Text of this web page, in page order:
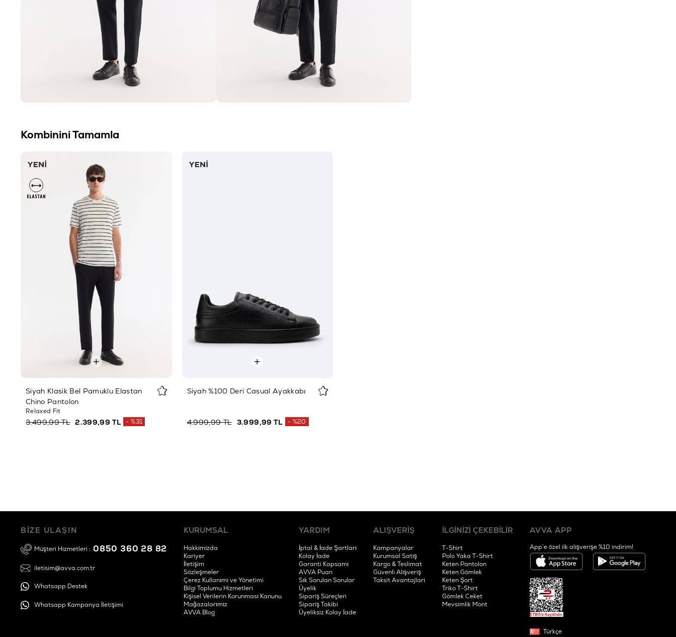
Kombinini Tamamla
Siyah Klasik Bel Pamuklu Elastan
Chino Pantolon
Relaxed Fit
2.399,99 TL
3.499,99 TL %31
Siyah %100 Deri Casual Ayakkabı
3.999,99 TL
4.999,99 TL %20
BİZE ULAŞIN
Müşteri Hizmetleri : 0850 360 28 82
iletisim@avva.com.tr
Whatsapp Destek
Whatsapp Kampanya İletişimi
KURUMSAL
Hakkımızda
Kariyer
İletişim
Sözleşmeler
Çerez Kullanımı ve Yönetimi
Bilgi Toplumu Hizmetleri
Kişisel Verilerin Korunması Kanunu
Mağazalarımız
AVVA Blog
YARDIM
İptal & İade Şartları
Kolay İade
Garanti Kapsamı
AVVA Puan
Sık Sorulan Sorular
Üyelik
Sipariş Süreçleri
Sipariş Takibi
Üyeliksiz Kolay İade
ALIŞVERİŞ
Kampanyalar
Kurumsal Satış
Kargo & Teslimat
Güvenli Alışveriş
Taksit Avantajları
İLGİNİZİ ÇEKEBİLİR
T-Shirt
Polo Yaka T-Shirt
Keten Pantolon
Keten Gömlek
Keten Şort
Triko T-Shirt
Gömlek Ceket
Mevsimlik Mont
AVVA APP
App’e özel ilk alışverişe %10 indirim!
Türkçe